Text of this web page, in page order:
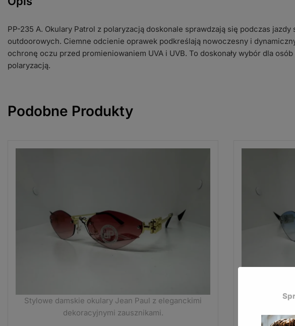
PP-235 A. Okulary Patrol z polaryzacją doskonale sprawdzają się podczas
outdoorowych. Ciemne odcienie oprawek podkreślają nowoczesny i
ochronę oczu przed promieniowaniem UVA i UVB. To doskonały wybór dla
polaryzacją.
Podobne Produkty
Stylowe damskie okulary Jean Paul z eleganckimi
dekoracyjnymi zausznikami.
Modne